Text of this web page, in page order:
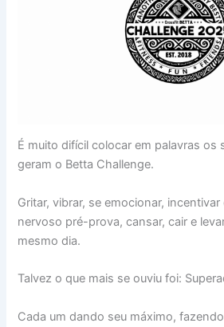
É muito difícil colocar em palavras os
geram o Betta Challenge.
Gritar, vibrar, se emocionar,
nervoso pré-prova, cansar, cair e
mesmo dia.
Talvez o que mais se ouviu foi:
Cada um dando seu máximo,